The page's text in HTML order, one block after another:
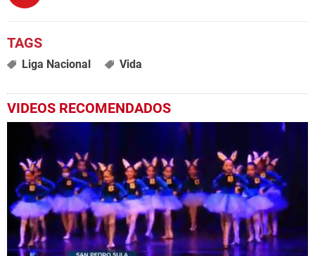
Liga Nacional Vida
VIDEOS RECOMENDADOS